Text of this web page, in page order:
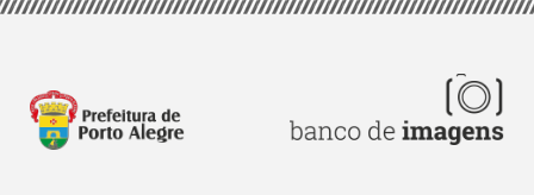
Pular
principal